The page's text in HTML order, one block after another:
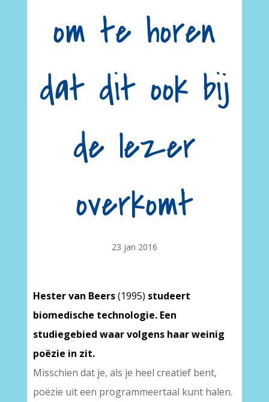
om te horen
dat dit ook bij
de lezer
overkomt
23 jan 2016
Hester van Beers(1995) studeert
biomedische technologie. Een
studiegebied waar volgens haar weinig
poëzie in zit.
Misschien dat je, als je heel creatief bent,
poëzie uit een programmeertaal kunt halen.